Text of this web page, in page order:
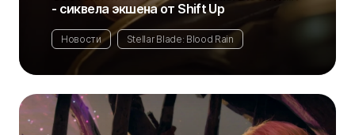
- сиквела экшена от Shift Up
Новости Stellar Blade: Blood Rain